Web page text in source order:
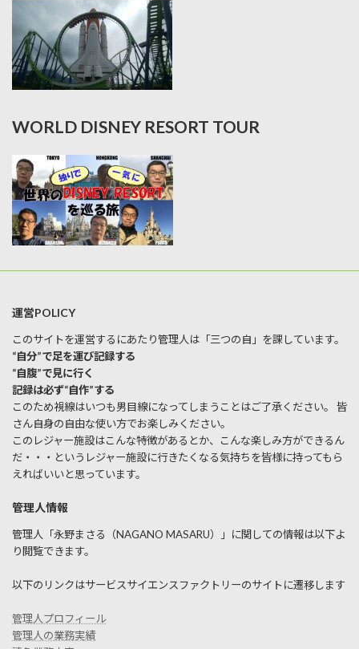
WORLD DISNEY RESORT TOUR
運営POLICY
このサイトを運営するにあたり管理人は「三つの自」を課しています。
“自分”で足を運び記録する
“自腹”で見に行く
記録は必ず“自作”する
このため視線はいつも男目線になってしまうことはご了承ください。 皆
さん自身の自由な使い方でお楽しみください。
このレジャー施設はこんな特徴があるとか、こんな楽しみ方ができるん
だ・・・というレジャー施設に行きたくなる気持ちを皆様に持ってもら
えればいいと思っています。
管理人情報
管理人「永野まさる（NAGANO MASARU）」に関しての情報は以下よ
り閲覧できます。
以下のリンクはサービスサイエンスファクトリーのサイトに遷移します
管理人プロフィール
管理人の業務実績